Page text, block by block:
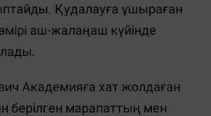
Қудалауға ұшыраған
аш-жалаңаш күйінде
Академияға хат жолдаған
берілген марапаттың мен